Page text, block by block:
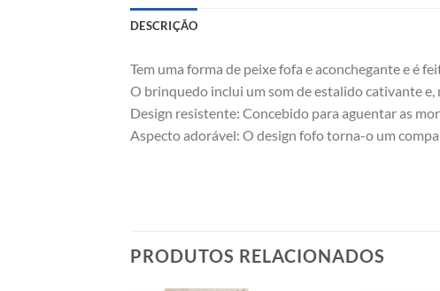
DESCRIÇÃO
Tem uma forma de peixe fofa e aconchegante e é
O brinquedo inclui um som de estalido cativante e,
Design resistente: Concebido para aguentar as
Aspecto adorável: O design fofo torna-o um
PRODUTOS RELACIONADOS